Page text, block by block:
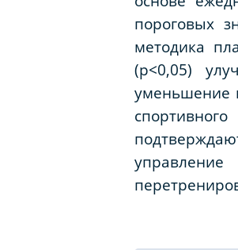
пороговых
методика
(p<0,05)
уменьшение